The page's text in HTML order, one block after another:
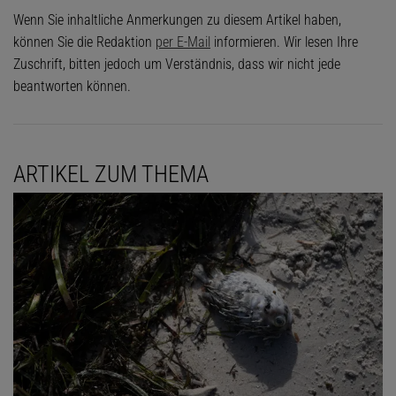
Wenn Sie inhaltliche Anmerkungen zu diesem Artikel haben,
können Sie die Redaktion per E-Mail informieren. Wir lesen Ihre
Zuschrift, bitten jedoch um Verständnis, dass wir nicht jede
beantworten können.
ARTIKEL ZUM THEMA